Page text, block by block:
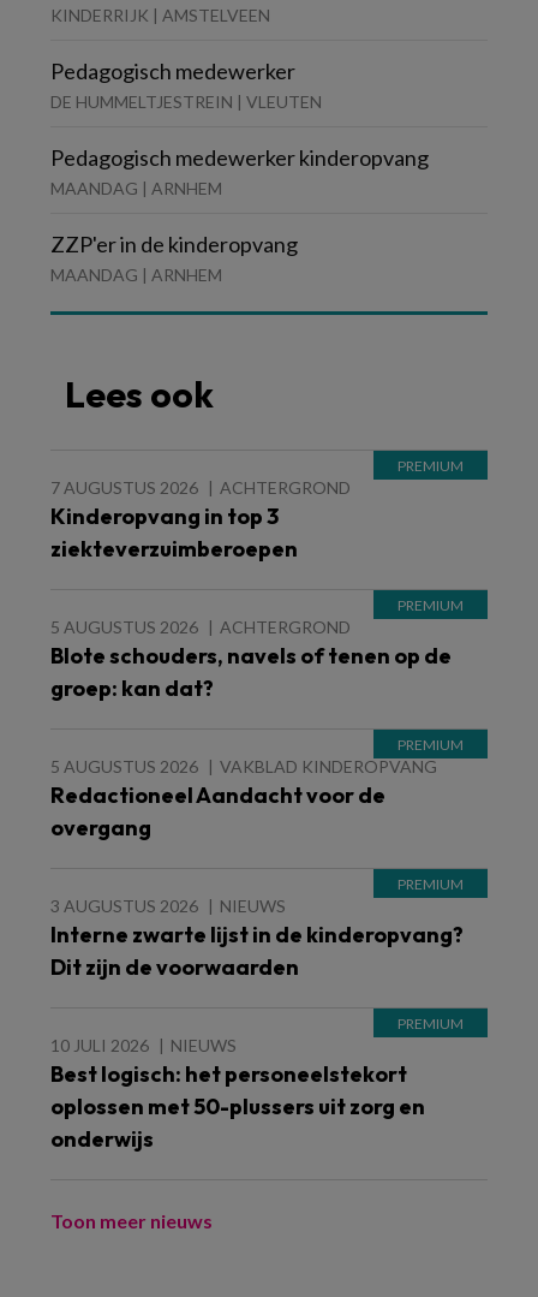
KINDERRIJK | AMSTELVEEN
Pedagogisch medewerker
DE HUMMELTJESTREIN | VLEUTEN
Pedagogisch medewerker kinderopvang
MAANDAG | ARNHEM
ZZP'er in de kinderopvang
MAANDAG | ARNHEM
Lees ook
7 AUGUSTUS 2026 ACHTERGROND
Kinderopvang in top 3
ziekteverzuimberoepen
5 AUGUSTUS 2026 ACHTERGROND
Blote schouders, navels of tenen op de
groep: kan dat?
5 AUGUSTUS 2026 VAKBLAD KINDEROPVANG
Redactioneel Aandacht voor de
overgang
3 AUGUSTUS 2026 NIEUWS
Interne zwarte lijst in de kinderopvang?
Dit zijn de voorwaarden
10 JULI 2026 NIEUWS
Best logisch: het personeelstekort
oplossen met 50-plussers uit zorg en
onderwijs
Toon meer nieuws